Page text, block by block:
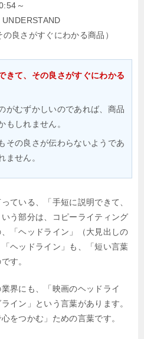
～
の良さがすぐにわかる商品）
きて、その良さがすぐにわかる
がむずかしいのであれば、商品
もしれません。
その良さが伝わらないようであ
ません。
ている、「手短に説明できて、
う部分は、コピーライティング
「ヘッドライン」（大見出しの
ヘッドライン」も、「短い言葉
す。
界にも、「映画のヘッドライ
イン」という言葉があります。
をつかむ」ための言葉です。